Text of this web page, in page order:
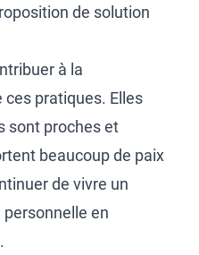
de solution
à la
pratiques. Elles
sont proches et
beaucoup de paix
de vivre un
en